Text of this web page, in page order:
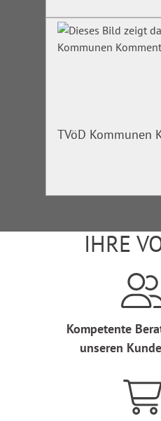
TVöD Kommunen
IHRE
Kompetente
unseren